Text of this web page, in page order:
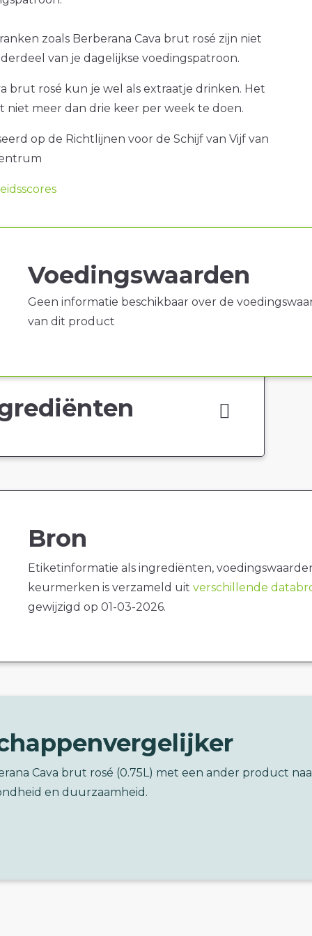
zoals Berberana Cava brut rosé zijn niet
van je dagelijkse voedingspatroon.
brut rosé kun je wel als extraatje drinken. Het
niet meer dan drie keer per week te doen.
op de Richtlijnen voor de Schijf van Vijf van
Voedingswaarden
Geen informatie beschikbaar over de
van dit product
Bron
Etiketinformatie als ingrediënten,
keurmerken is verzameld uit verschillende
gewijzigd op 01-03-2026.
Cava brut rosé (0.75L) met een ander product
en duurzaamheid.